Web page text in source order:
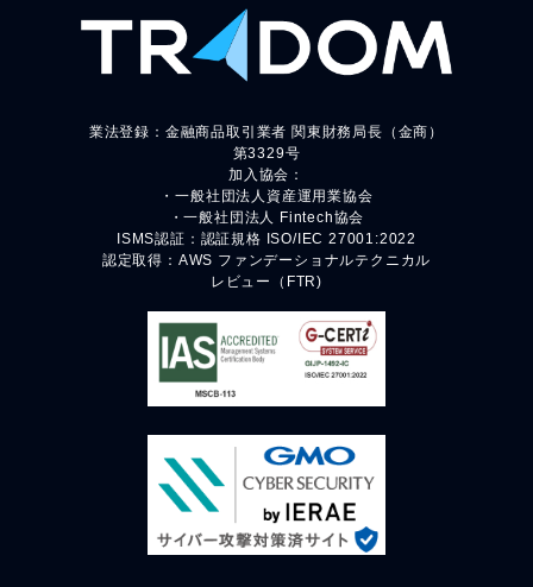
業法登録：金融商品取引業者 関東財務局長（金商）
第3329号
加入協会：
・一般社団法人資産運用業協会
・一般社団法人 Fintech協会
ISMS認証：認証規格 ISO/IEC 27001:2022
認定取得：AWS ファンデーショナルテクニカル
レビュー（FTR)